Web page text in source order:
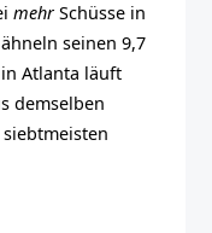
mehr Schüsse in
seinen 9,7
in Atlanta läuft
demselben